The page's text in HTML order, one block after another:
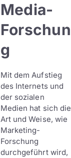
Media-
Forschun
g
Mit dem Aufstieg
des Internets und
der sozialen
Medien hat sich die
Art und Weise, wie
Marketing-
Forschung
durchgeführt wird,